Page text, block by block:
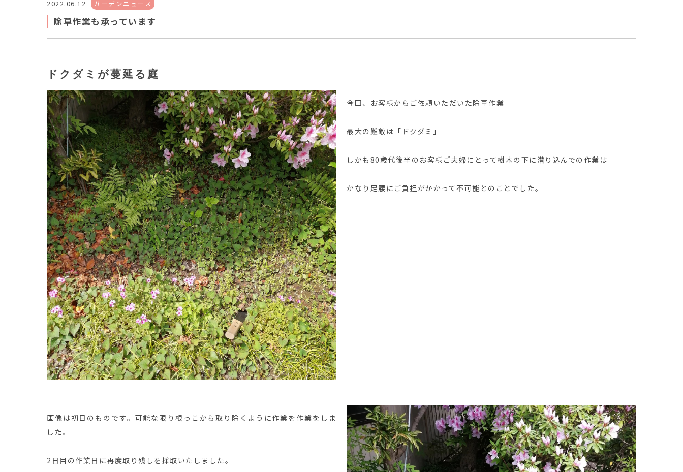
2022.06.12 ガーデンニュース
除草作業も承っています
ドクダミが蔓延る庭
今回、お客様からご依頼いただいた除草作業
最大の難敵は「ドクダミ」
しかも80歳代後半のお客様ご夫婦にとって樹木の下に潜り込んでの作業は
かなり足腰にご負担がかかって不可能とのことでした。
画像は初日のものです。可能な限り根っこから取り除くように作業を作業をしま
した。
2日目の作業日に再度取り残しを採取いたしました。